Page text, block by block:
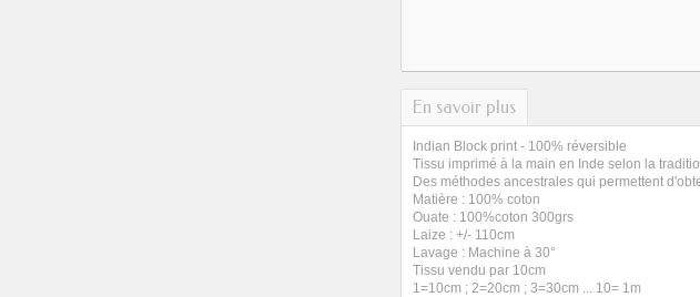
En savoir plus
Indian Block print - 100% réversible
Tissu imprimé à la main en Inde selon la
Des méthodes ancestrales qui permettent
Matière : 100% coton
Ouate : 100%coton 300grs
Laize : +/- 110cm
Lavage : Machine à 30°
Tissu vendu par 10cm
1=10cm ; 2=20cm ; 3=30cm ... 10= 1m